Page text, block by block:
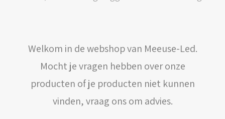
LOGIN / REGISTER
WINKELWAGEN
Welkom in de webshop van Meeuse-Led.
Mocht je vragen hebben over onze
producten of je producten niet kunnen
vinden, vraag ons om advies.